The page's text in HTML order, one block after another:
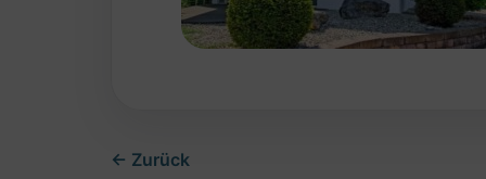
← Zurück